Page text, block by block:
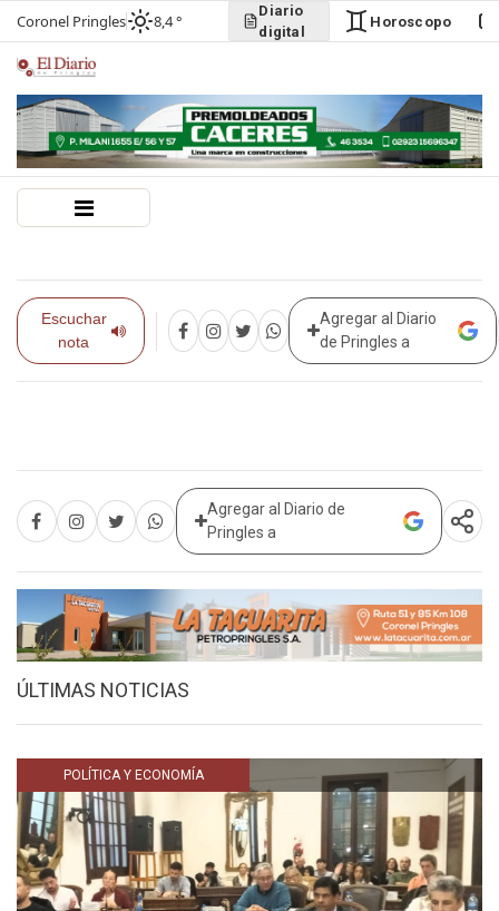
Coronel Pringles 8,4 °
Diario
digital
Horoscopo
Escuchar
nota
Agregar al Diario
de Pringles a
Agregar al Diario de
Pringles a
ÚLTIMAS NOTICIAS
POLÍTICA Y ECONOMÍA